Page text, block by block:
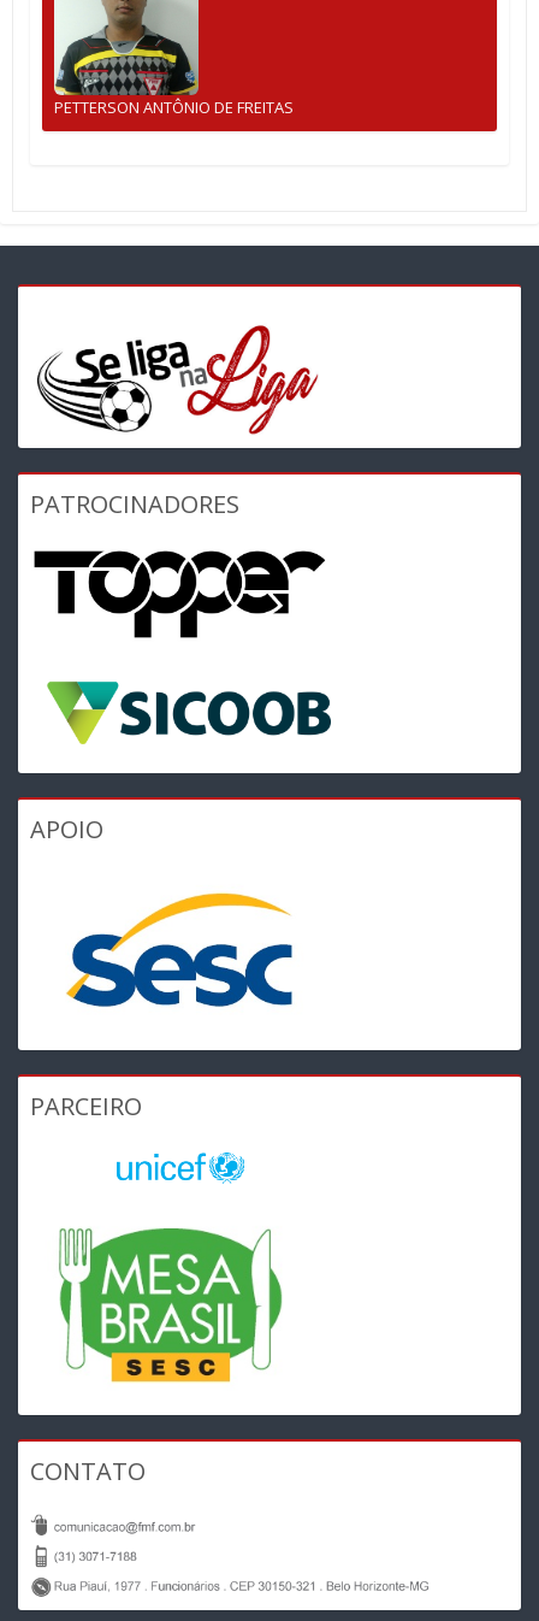
PETTERSON ANTÔNIO DE FREITAS
PATROCINADORES
APOIO
PARCEIRO
CONTATO